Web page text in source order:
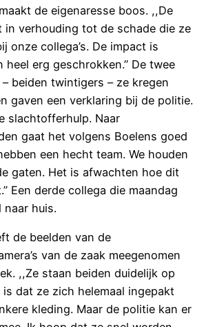
maakt de eigenaresse boos. ,,De
in verhouding tot de schade die ze
onze collega’s. De impact is
erg geschrokken.’’ De twee
beiden twintigers – ze kregen
gaven een verklaring bij de politie.
slachtofferhulp. Naar
gaat het volgens Boelens goed
een hecht team. We houden
gaten. Het is afwachten hoe dit
Een derde collega die maandag
naar huis.
de beelden van de
van de zaak meegenomen
,,Ze staan beiden duidelijk op
is dat ze zich helemaal ingepakt
kleding. Maar de politie kan er